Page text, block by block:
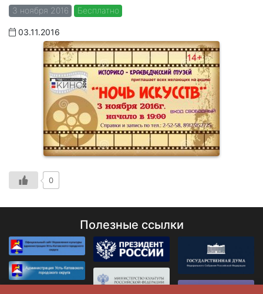
3 ноября 2016 Бесплатно
03.11.2016
0
Полезные ссылки